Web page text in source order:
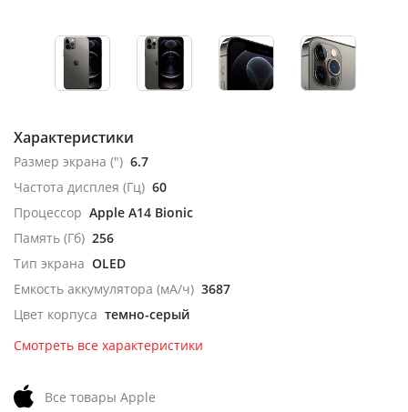
Характеристики
Размер экрана (") 6.7
Частота дисплея (Гц) 60
Процессор Apple A14 Bionic
Память (Гб) 256
Тип экрана OLED
Емкость аккумулятора (мА/ч) 3687
Цвет корпуса темно-серый
Смотреть все характеристики
Все товары Apple